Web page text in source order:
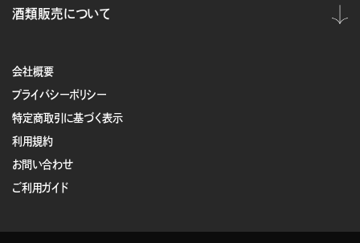
会社概要
プライバシーポリシー
特定商取引に基づく表示
利用規約
お問い合わせ
ご利用ガイド
酒類販売について